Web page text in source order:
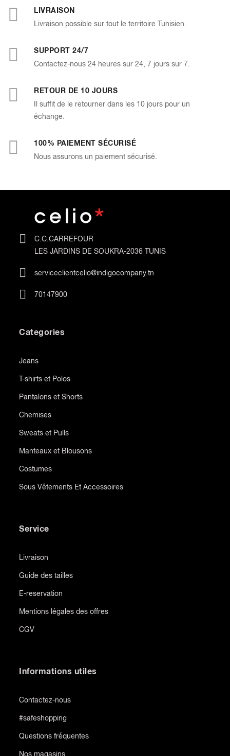
LIVRAISON
Livraison possible sur tout le territoire Tunisien.
SUPPORT 24/7
Contactez-nous 24 heures sur 24, 7 jours sur 7.
RETOUR DE 10 JOURS
Il suffit de le retourner dans les 10 jours pour un
échange.
100% PAIEMENT SÉCURISÉ
Nous assurons un paiement sécurisé.
C.C.CARREFOUR
LES JARDINS DE SOUKRA-2036 TUNIS
serviceclientcelio@indigocompany.tn
70147900
Categories
Jeans
T-shirts et Polos
Pantalons et Shorts
Chemises
Sweats et Pulls
Manteaux et Blousons
Costumes
Sous Vêtements Et Accessoires
Service
Livraison
Guide des tailles
E-reservation
Mentions légales des offres
CGV
Informations utiles
Contactez-nous
#safeshopping
Questions fréquentes
Nos magasins